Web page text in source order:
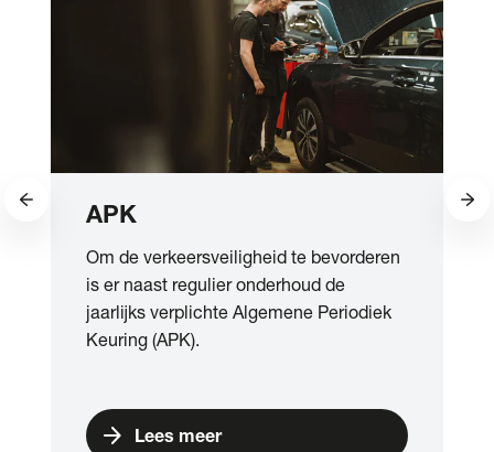
APK
Om de verkeersveiligheid te bevorderen
is er naast regulier onderhoud de
jaarlijks verplichte Algemene Periodiek
Keuring (APK).
arrow_forward Lees meer